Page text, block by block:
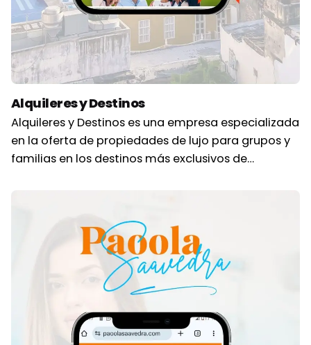
Alquileres y Destinos
Alquileres y Destinos es una empresa especializada
en la oferta de propiedades de lujo para grupos y
familias en los destinos más exclusivos de…